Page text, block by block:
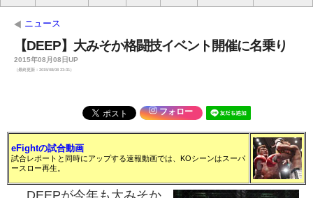
ニュース
【DEEP】大みそか格闘技イベント開催に名乗り
2015年08月08日UP
（最終更新：2015/08/08 23:31）
フォロー
eFightの試合動画
試合レポートと同時にアップする速報動画では、KOシーンはスーパ
ースロー再生。